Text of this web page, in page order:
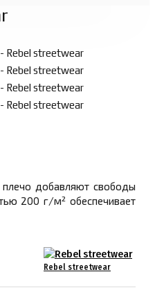
добавляют свободы
200 г/м² обеспечивает
Rebel streetwear